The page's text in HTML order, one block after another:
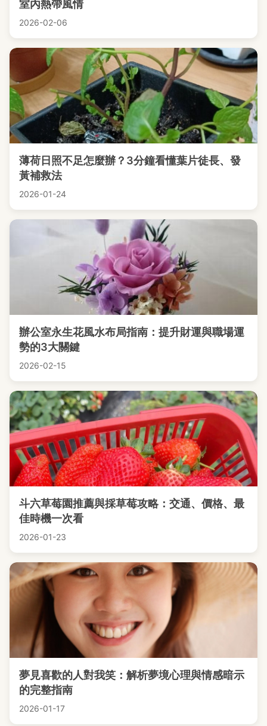
室內熱帶風情
2026-02-06
薄荷日照不足怎麼辦？3分鐘看懂葉片徒長、發
黃補救法
2026-01-24
辦公室永生花風水布局指南：提升財運與職場運
勢的3大關鍵
2026-02-15
斗六草莓園推薦與採草莓攻略：交通、價格、最
佳時機一次看
2026-01-23
夢見喜歡的人對我笑：解析夢境心理與情感暗示
的完整指南
2026-01-17